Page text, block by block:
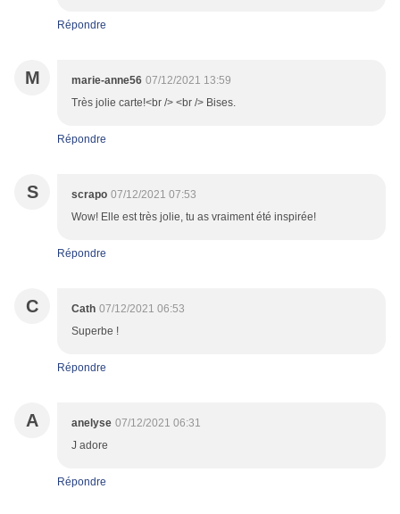
Répondre
M marie-anne56 07/12/2021 13:59
Très jolie carte!<br /> <br /> Bises.
Répondre
S scrapo 07/12/2021 07:53
Wow! Elle est très jolie, tu as vraiment été inspirée!
Répondre
C Cath 07/12/2021 06:53
Superbe !
Répondre
A anelyse 07/12/2021 06:31
J adore
Répondre